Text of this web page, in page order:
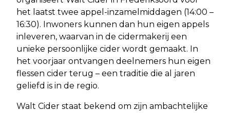
het laatst twee appel-inzamelmiddagen (14:00 –
16:30). Inwoners kunnen dan hun eigen appels
inleveren, waarvan in de cidermakerij een
unieke persoonlijke cider wordt gemaakt. In
het voorjaar ontvangen deelnemers hun eigen
flessen cider terug – een traditie die al jaren
geliefd is in de regio.
Walt Cider staat bekend om zijn ambachtelijke